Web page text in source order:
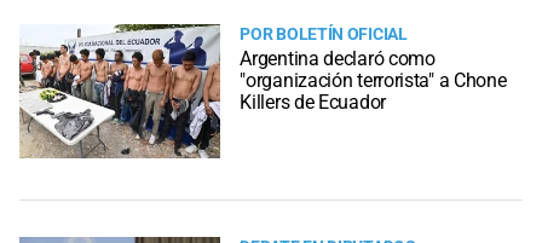
POR BOLETÍN OFICIAL
Argentina declaró como
"organización terrorista" a Chone
Killers de Ecuador